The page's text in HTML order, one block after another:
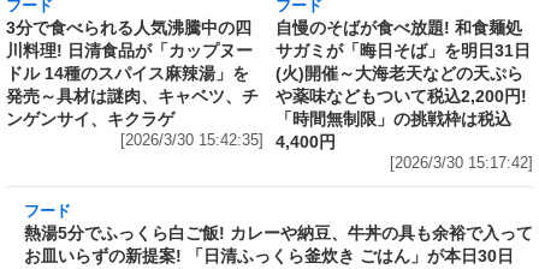
発売から10年、昨年までの累計寄付金額は
6,344,952円
[2026/3/30 15:50:17]
フード